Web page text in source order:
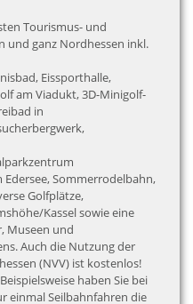
Tourismus- und
und ganz Nordhessen inkl.
Eissporthalle,
am Viadukt, 3D-Minigolf-
in
Edersee, Sommerrodelbahn,
Golfplätze,
Kassel sowie eine
Museen und
Auch die Nutzung der
(NVV) ist kostenlos!
Beispielsweise haben Sie bei
einmal Seilbahnfahren die